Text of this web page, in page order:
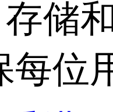
储
每位